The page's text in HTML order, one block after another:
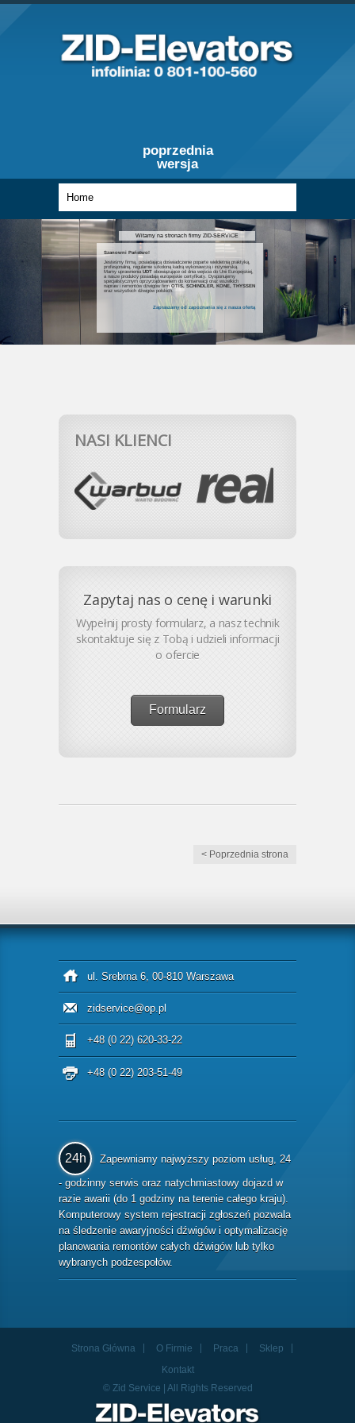
poprzednia
wersja
Witamy na stronach firmy ZID-SERVICE
Szanowni Państwo!
Jesteśmy firmą, posiadającą doświadczenie poparte wieloletnią praktyką,
profesjonalną, regularnie szkoloną kadrą wykonawczą i inżynierską.
Mamy uprawnieniaUDT obowiązujące od dnia wejścia do Unii Europejskiej,
a nasze produkty posiadają europejskie certyfikaty. Dysponujemy
specjalistycznym oprzyrządowaniem do konserwacji oraz wszelkich
napraw i remontów dźwigów firmOTIS, SCHINDLER, KONE, THYSSEN
oraz wszystkich dźwigów polskich.
Zapraszamy od zapoznania się z nasza ofertą
NASI KLIENCI
Zapytaj nas o cenę i warunki
Wypełnij prosty formularz, a nasz technik
skontaktuje się z Tobą i udzieli informacji
o ofercie
Formularz
< Poprzednia strona
ul. Srebrna 6, 00-810 Warszawa
zidservice@op.pl
+48 (0 22) 620-33-22
+48 (0 22) 203-51-49
24h
Zapewniamy najwyższy poziom usług, 24
- godzinny serwis oraz natychmiastowy dojazd w
razie awarii (do 1 godziny na terenie całego kraju).
Komputerowy system rejestracji zgłoszeń pozwala
na śledzenie awaryjności dźwigów i optymalizację
planowania remontów całych dźwigów lub tylko
wybranych podzespołów.
Strona Główna O Firmie Praca
Sklep
Kontakt
© Zid Service | All Rights Reserved